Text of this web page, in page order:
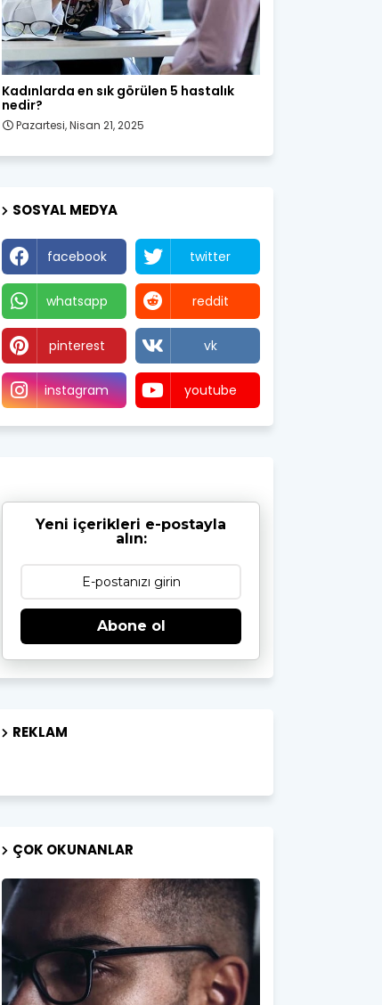
Kadın Sağlığı
Kadınlarda en sık görülen 5 hastalık
nedir?
Pazartesi, Nisan 21, 2025
SOSYAL MEDYA
facebook twitter
whatsapp reddit
pinterest vk
instagram youtube
Yeni içerikleri e-postayla
alın:
Abone ol
REKLAM
ÇOK OKUNANLAR